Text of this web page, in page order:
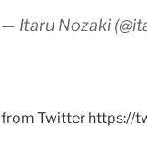
— Itaru Nozaki
from Twitter https://